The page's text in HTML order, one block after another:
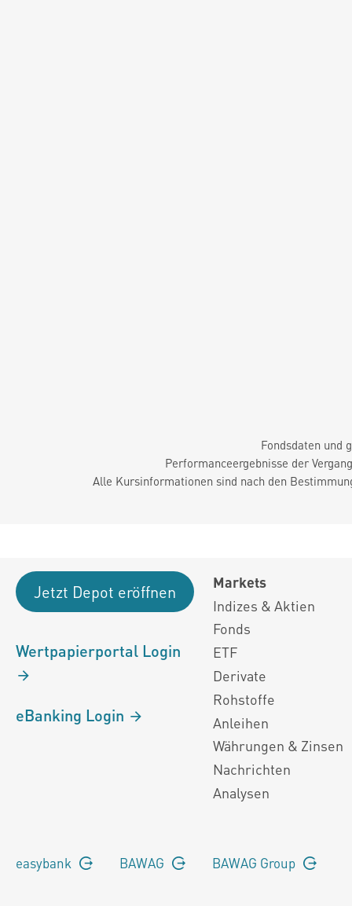
Fondsdaten und
Performanceergebnisse der
Alle Kursinformationen sind nach den
Jetzt Depot eröffnen
Wertpapierportal Login
eBanking Login
Markets
Indizes & Aktien
Fonds
ETF
Derivate
Rohstoffe
Anleihen
Währungen & Zinsen
Nachrichten
Analysen
easybank BAWAG BAWAG Group